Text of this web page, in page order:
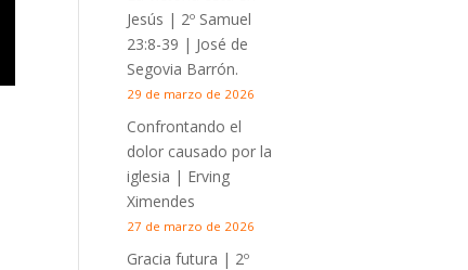
Jesús | 2º Samuel
23:8-39 | José de
Segovia Barrón.
29 de marzo de 2026
Confrontando el
dolor causado por la
iglesia | Erving
Ximendes
27 de marzo de 2026
Gracia futura | 2º